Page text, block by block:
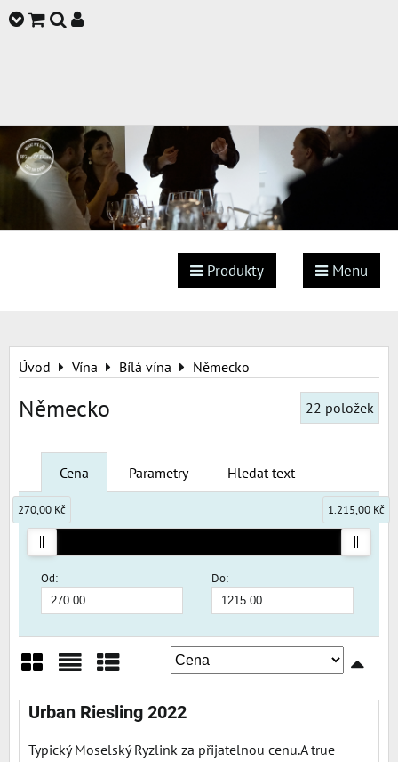
Produkty Menu
Úvod Vína Bílá vína Německo
Německo 22 položek
Cena Parametry Hledat text
Od: Do:
270,00 Kč 1.215,00 Kč
Mřížka
Urban Riesling 2022
Typický Moselský Ryzlink za přijatelnou cenu.A true